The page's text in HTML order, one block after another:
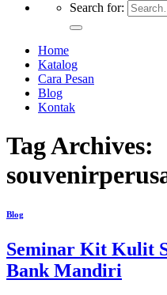
Search for:
Home
Katalog
Cara Pesan
Blog
Kontak
Tag Archives:
Blog
Seminar Kit Kulit
Bank Mandiri